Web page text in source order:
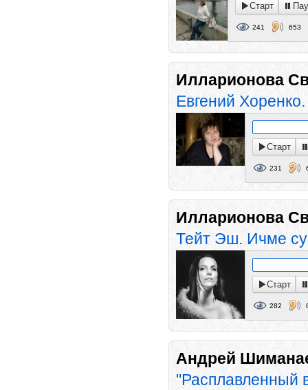
Старт
241 653
Илларионова
Евгений
Старт
231
Илларионова
Тейт Эш. Ичме
Старт
282
Андрей
"Расплавленный